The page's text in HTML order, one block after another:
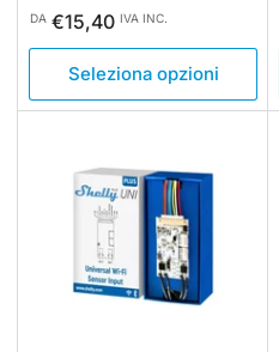
standard
di
vendita
DA €15,40 IVA INC.
Seleziona opzioni